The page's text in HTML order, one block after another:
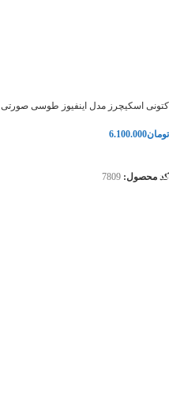
کتونی اسکیچرز مدل اینفیوز طوسی صورتی
تومان6.100.000
کد محصول: 7809